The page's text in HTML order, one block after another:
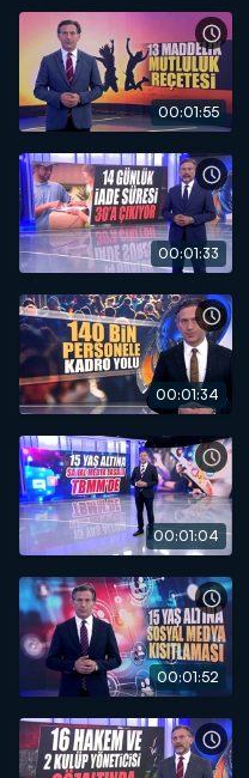
00:01:55
00:01:33
00:01:34
00:01:04
00:01:52